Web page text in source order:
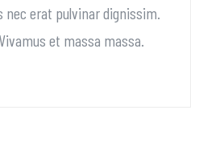
nec erat pulvinar dignissim.
et massa massa.